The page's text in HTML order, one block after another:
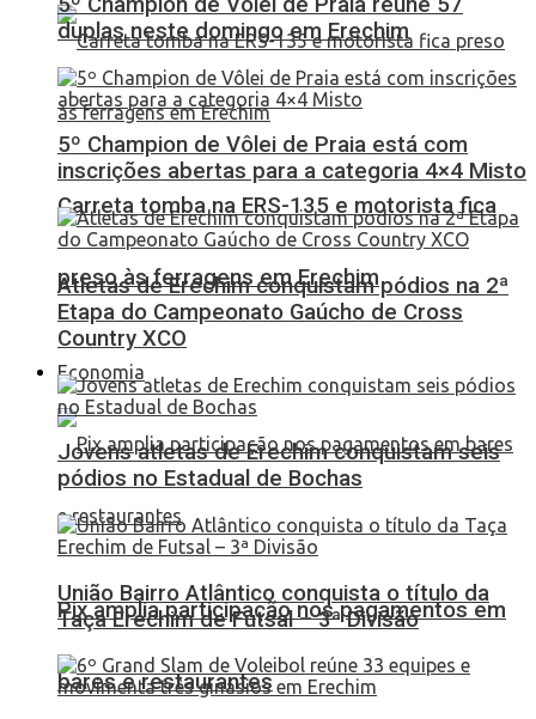
Carreta tomba na ERS-135 e motorista fica
preso às ferragens em Erechim
Economia
Pix amplia participação nos pagamentos em
bares e restaurantes
duplas neste domingo em Erechim
5º Champion de Vôlei de Praia está com
inscrições abertas para a categoria 4×4 Misto
Atletas de Erechim conquistam pódios na 2ª
Etapa do Campeonato Gaúcho de Cross
Country XCO
Jovens atletas de Erechim conquistam seis
pódios no Estadual de Bochas
União Bairro Atlântico conquista o título da
Taça Erechim de Futsal – 3ª Divisão